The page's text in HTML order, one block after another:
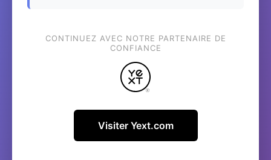
CONTINUEZ AVEC NOTRE PARTENAIRE DE
CONFIANCE
Visiter Yext.com